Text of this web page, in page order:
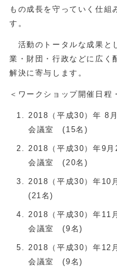
もの成長を守っていく仕組
す。
活動のトータルな成果と
業・財団・行政などに広く
解決に寄与します。
＜ワークショップ開催日程
2018（平成30）年 8
会議室 (15名)
2018（平成30）年9
会議室 (20名)
2018（平成30）年
(21名)
2018（平成30）年11
会議室 (9名)
2018（平成30）年12
会議室 (9名)